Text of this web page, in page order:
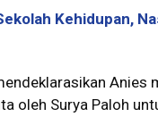
Kehidupan,
Anies
oleh Surya Paloh